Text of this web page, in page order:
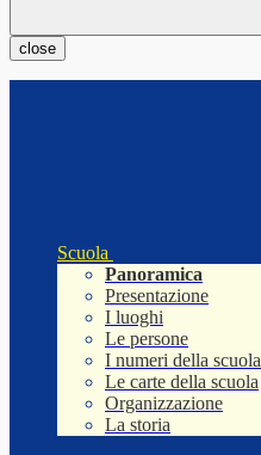
close
Scuola
Panoramica
Presentazione
I luoghi
Le persone
I numeri della scuola
Le carte della scuola
Organizzazione
La storia